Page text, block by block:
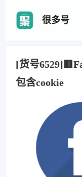
很多号
[货号
包含cookie